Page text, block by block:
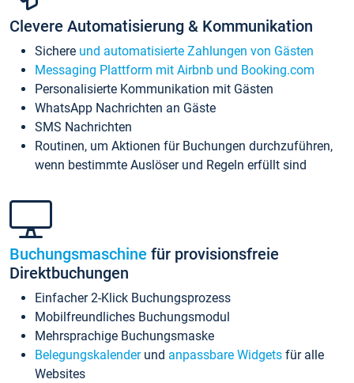
Clevere Automatisierung & Kommunikation
Sichere und automatisierte Zahlungen von Gästen
Messaging Plattform mit Airbnb und Booking.com
Personalisierte Kommunikation mit Gästen
WhatsApp Nachrichten an Gäste
SMS Nachrichten
Routinen, um Aktionen für Buchungen durchzuführen,
wenn bestimmte Auslöser und Regeln erfüllt sind
Buchungsmaschine für provisionsfreie
Direktbuchungen
Einfacher 2-Klick Buchungsprozess
Mobilfreundliches Buchungsmodul
Mehrsprachige Buchungsmaske
Belegungskalenderund anpassbare Widgets für alle
Websites